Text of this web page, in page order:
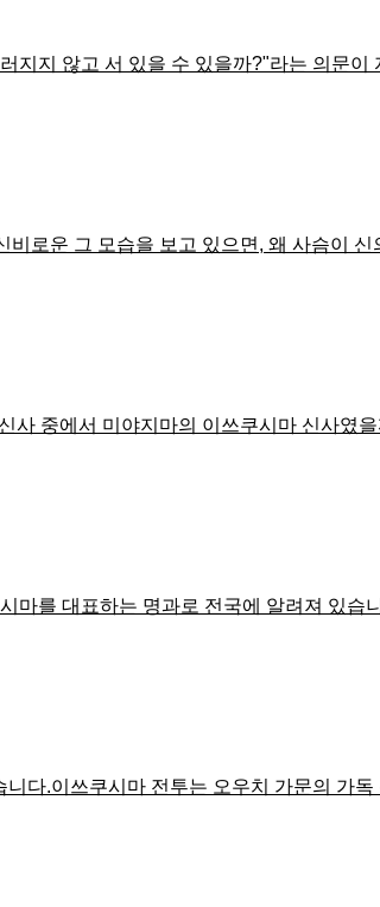
지지 않고 서 있을 수 있을까?"라는 의문이
로운 그 모습을 보고 있으면, 왜 사슴이
사 중에서 미야지마의 이쓰쿠시마 신사였
마를 대표하는 명과로 전국에 알려져 있습
다.이쓰쿠시마 전투는 오우치 가문의 가독